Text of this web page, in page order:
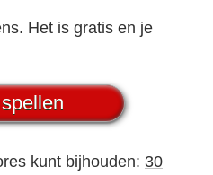
Het is gratis en je
kunt bijhouden: 30